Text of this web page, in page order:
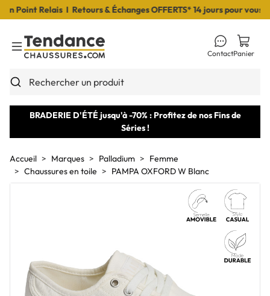
Point Relais I Retours & Échanges OFFERTS* 14 jours pour vous
Toggle Menu
Rechercher un produit
ContactPanier
BRADERIE D'ÉTÉ jusqu'à -70% : Profitez de nos Fins de
Séries !
Accueil Marques Palladium
Femme
Chaussures en toile
PAMPA OXFORD W Blanc